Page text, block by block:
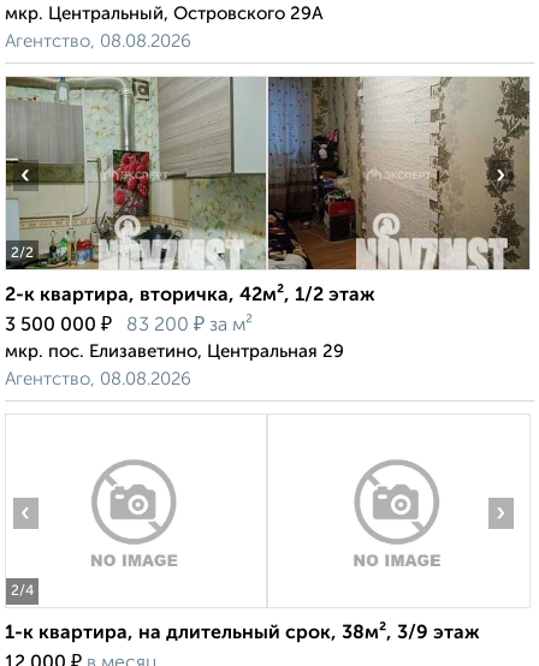
мкр. Центральный, Островского 29А
Агентство, 08.08.2026
2/2
‹ ›
2-к квартира, вторичка, 42м², 1/2 этаж
3 500 000 ₽ 83 200 ₽ за м²
мкр. пос. Елизаветино, Центральная 29
Агентство, 08.08.2026
2/4
‹ ›
1-к квартира, на длительный срок, 38м², 3/9 этаж